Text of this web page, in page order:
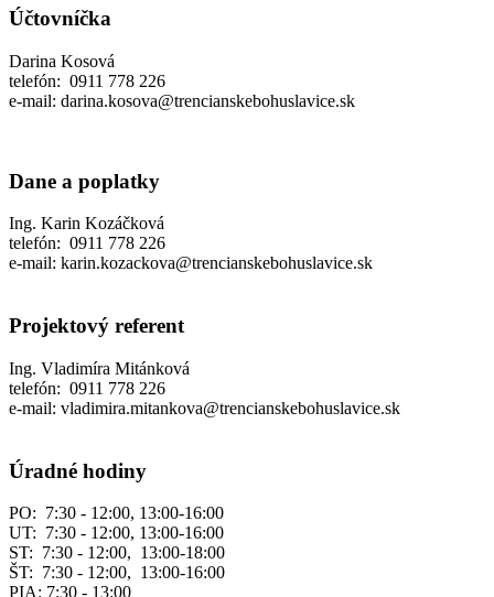
Účtovníčka
Darina Kosová
telefón: 0911 778 226
e-mail: darina.kosova@trencianskebohuslavice.sk
Dane a poplatky
Ing. Karin Kozáčková
telefón: 0911 778 226
e-mail: karin.kozackova@trencianskebohuslavice.sk
Projektový referent
Ing. Vladimíra Mitánková
telefón: 0911 778 226
e-mail: vladimira.mitankova@trencianskebohuslavice.sk
Úradné hodiny
PO: 7:30 - 12:00, 13:00-16:00
UT: 7:30 - 12:00, 13:00-16:00
ST: 7:30 - 12:00, 13:00-18:00
ŠT: 7:30 - 12:00, 13:00-16:00
PIA: 7:30 - 13:00